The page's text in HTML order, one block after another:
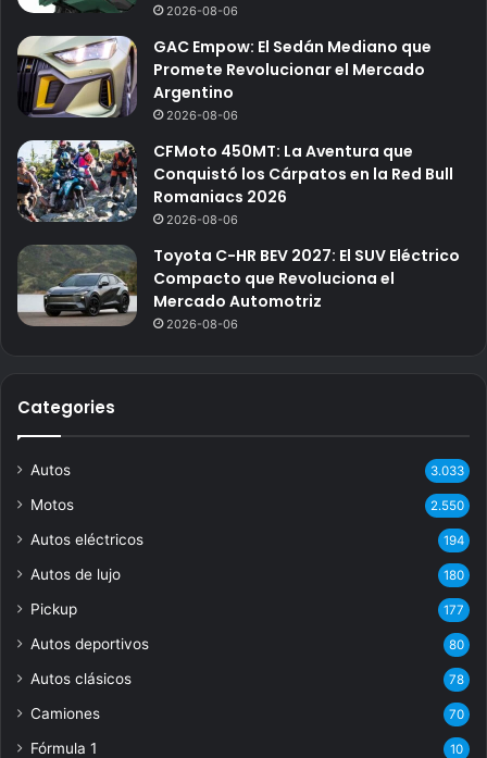
2026-08-06
GAC Empow: El Sedán Mediano que
Promete Revolucionar el Mercado
Argentino
2026-08-06
CFMoto 450MT: La Aventura que
Conquistó los Cárpatos en la Red Bull
Romaniacs 2026
2026-08-06
Toyota C-HR BEV 2027: El SUV Eléctrico
Compacto que Revoluciona el
Mercado Automotriz
2026-08-06
Categories
Autos 3.033
Motos 2.550
Autos eléctricos 194
Autos de lujo 180
Pickup 177
Autos deportivos 80
Autos clásicos 78
Camiones 70
Fórmula 1 10